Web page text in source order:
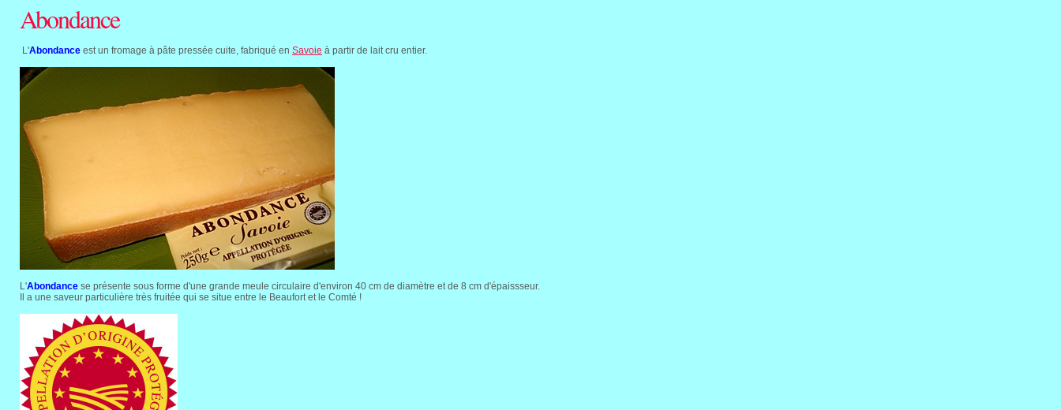
Abondance
L'Abondance est un fromage à pâte pressée cuite, fabriqué en Savoie à partir de lait cru entier.
L'Abondance se présente sous forme d'une grande meule circulaire d'environ 40 cm de diamètre et de 8 cm d'épaissseur.
Il a une saveur particulière très fruitée qui se situe entre le Beaufort et le Comté !